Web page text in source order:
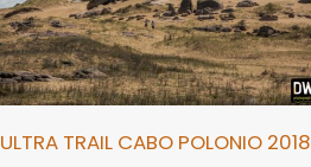
ULTRA TRAIL CABO POLONIO 2018